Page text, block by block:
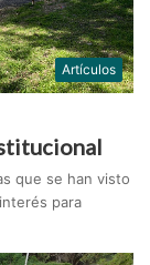
Artículos
que se han visto
para